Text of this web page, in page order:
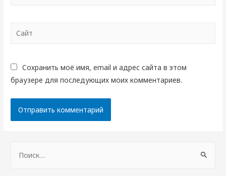
Сайт
Сохранить моё имя, email и адрес сайта в этом
браузере для последующих моих комментариев.